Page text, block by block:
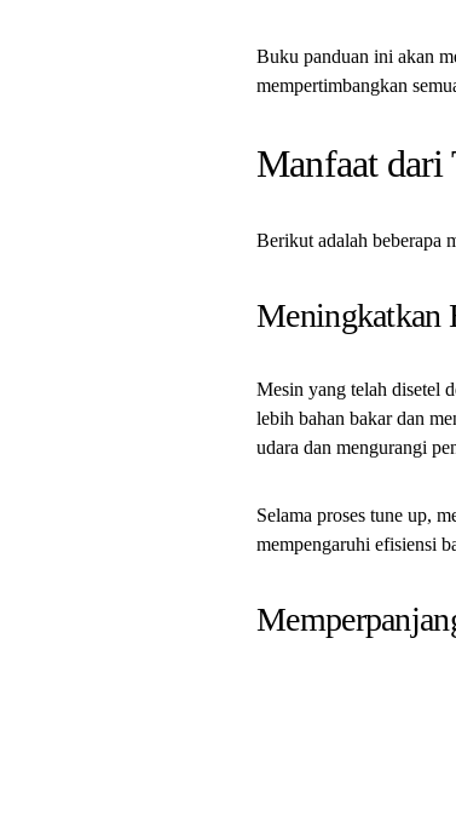
Buku panduan ini akan
mempertimbangkan
Manfaat dari
Berikut adalah beberapa
Meningkatkan
Mesin yang telah disetel
lebih bahan bakar dan
udara dan mengurangi
Selama proses tune up,
mempengaruhi efisiensi